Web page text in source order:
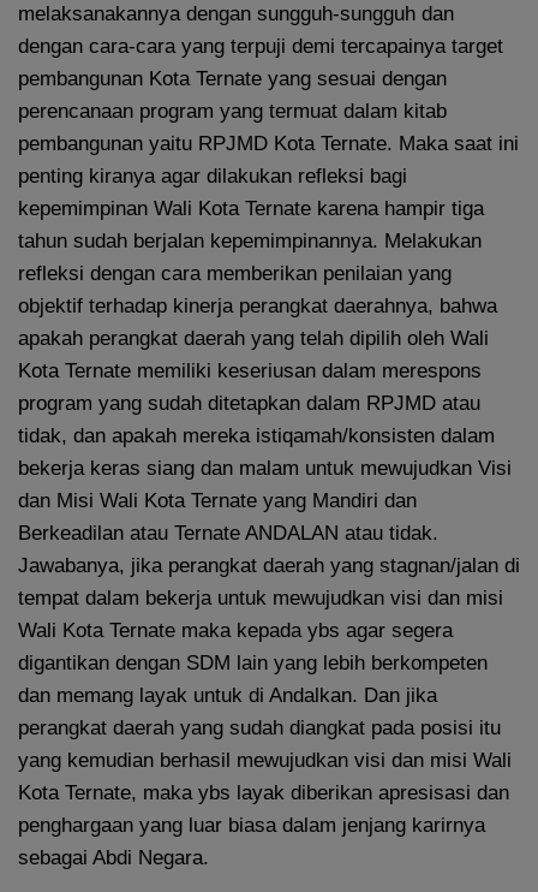
melaksanakannya dengan sungguh-sungguh dan
dengan cara-cara yang terpuji demi tercapainya target
pembangunan Kota Ternate yang sesuai dengan
perencanaan program yang termuat dalam kitab
pembangunan yaitu RPJMD Kota Ternate. Maka saat ini
penting kiranya agar dilakukan refleksi bagi
kepemimpinan Wali Kota Ternate karena hampir tiga
tahun sudah berjalan kepemimpinannya. Melakukan
refleksi dengan cara memberikan penilaian yang
objektif terhadap kinerja perangkat daerahnya, bahwa
apakah perangkat daerah yang telah dipilih oleh Wali
Kota Ternate memiliki keseriusan dalam merespons
program yang sudah ditetapkan dalam RPJMD atau
tidak, dan apakah mereka istiqamah/konsisten dalam
bekerja keras siang dan malam untuk mewujudkan Visi
dan Misi Wali Kota Ternate yang Mandiri dan
Berkeadilan atau Ternate ANDALAN atau tidak.
Jawabanya, jika perangkat daerah yang stagnan/jalan di
tempat dalam bekerja untuk mewujudkan visi dan misi
Wali Kota Ternate maka kepada ybs agar segera
digantikan dengan SDM lain yang lebih berkompeten
dan memang layak untuk di Andalkan. Dan jika
perangkat daerah yang sudah diangkat pada posisi itu
yang kemudian berhasil mewujudkan visi dan misi Wali
Kota Ternate, maka ybs layak diberikan apresisasi dan
penghargaan yang luar biasa dalam jenjang karirnya
sebagai Abdi Negara.